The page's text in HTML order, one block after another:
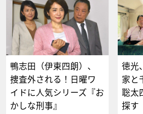
鴨志田（伊東四朗）、
捜査外される！日曜ワ
イドに人気シリーズ『お
かしな刑事』
徳光
家と
聡太
探す